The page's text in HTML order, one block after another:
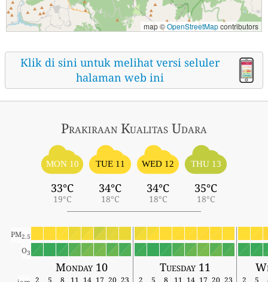
map ©OpenStreetMapcontributors
Klik di sini untuk melihat versi seluler
halaman web ini
Prakiraan Kualitas Udara
MON 10
33°C
19°C
TUE 11
34°C
18°C
WED 12
34°C
18°C
THU 13
35°C
18°C
PM2.5
O3
Monday 10 Tuesday 11